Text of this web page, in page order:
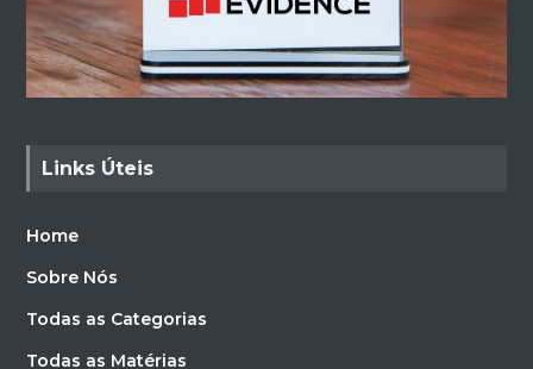
Links Úteis
Home
Sobre Nós
Todas as Categorias
Todas as Matérias